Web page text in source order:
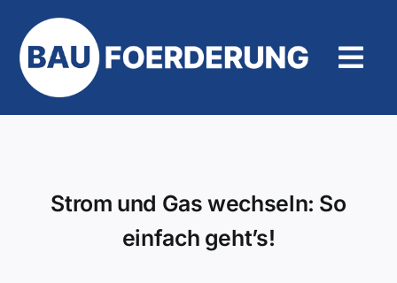
Inhalt
springen
Strom und Gas wechseln: So
einfach geht’s!